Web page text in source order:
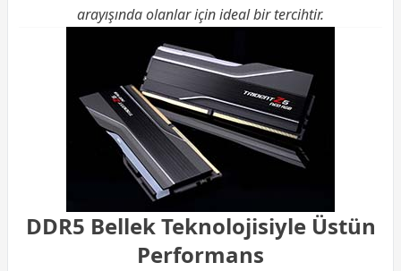
arayışında olanlar için ideal bir tercihtir.
DDR5 Bellek Teknolojisiyle Üstün
Performans